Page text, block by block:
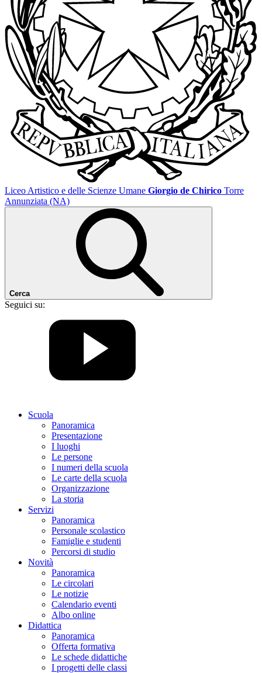
Liceo Artistico e delle Scienze Umane Giorgio de Chirico Torre
Annunziata (NA)
Cerca
Seguici su:
Scuola
Panoramica
Presentazione
I luoghi
Le persone
I numeri della scuola
Le carte della scuola
Organizzazione
La storia
Servizi
Panoramica
Personale scolastico
Famiglie e studenti
Percorsi di studio
Novità
Panoramica
Le circolari
Le notizie
Calendario eventi
Albo online
Didattica
Panoramica
Offerta formativa
Le schede didattiche
I progetti delle classi